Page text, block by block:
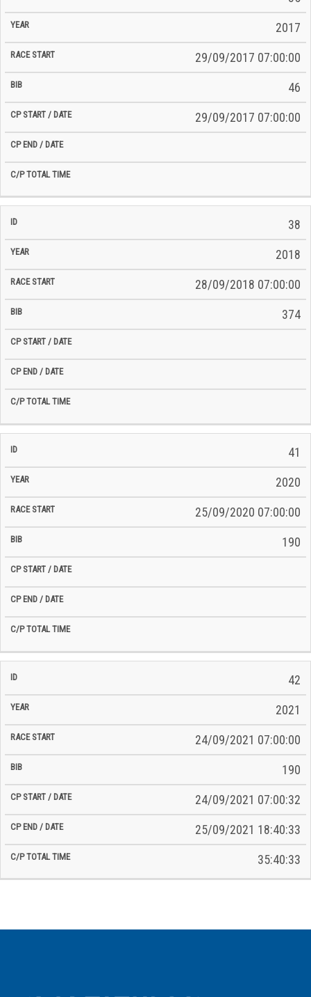
ID Year BiB
Total
2017
29/09/2017 07:00:00
46
29/09/2017 07:00:00
38
2018
28/09/2018 07:00:00
374
41
2020
25/09/2020 07:00:00
190
42
2021
24/09/2021 07:00:00
190
24/09/2021 07:00:32
25/09/2021 18:40:33
35:40:33